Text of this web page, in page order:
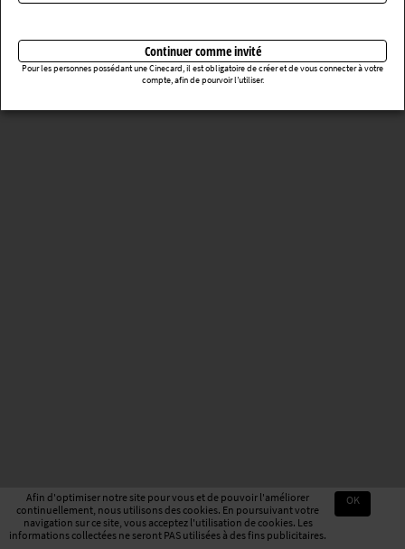
Afin d'optimiser notre site pour vous et de pouvoir l'améliorer
continuellement, nous utilisons des cookies. En poursuivant votre
navigation sur ce site, vous acceptez l'utilisation de cookies. Les
informations collectées ne seront PAS utilisées à des fins publicitaires.
OK
Continuer comme invité
Pour les personnes possédant une Cinecard, il est obligatoire de créer et de vous connecter à votre
compte, afin de pourvoir l’utiliser.